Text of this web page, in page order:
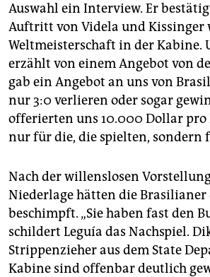
Auswahl ein Interview. Er
Auftritt von Videla und Kissinger
Weltmeisterschaft in der Kabine.
erzählt von einem Angebot von
gab ein Angebot an uns von
nur 3:0 verlieren oder sogar
offerierten uns 10.000 Dollar pro
nur für die, die spielten, sondern
Nach der willenslosen
Niederlage hätten die Brasilianer
beschimpft. „Sie haben fast den
schildert Leguía das Nachspiel.
Strippenzieher aus dem State
Kabine sind offenbar deutlich